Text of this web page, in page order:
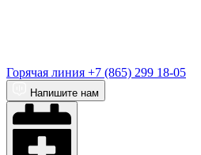
Горячая линия +7 (865) 299 18-05
Напишите нам